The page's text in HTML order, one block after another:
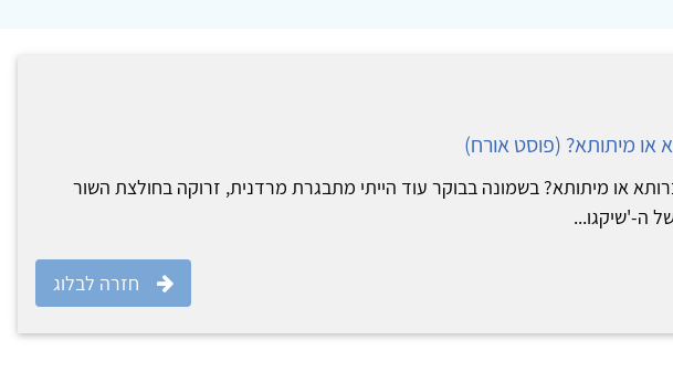
או מיתותא? (פוסט אורח)
או מיתותא? בשמונה בבוקר עוד הייתי מתבגרת מרדנית, זרוקה בחולצת השור
ה-'שיקגו...
חזרה לבלוג